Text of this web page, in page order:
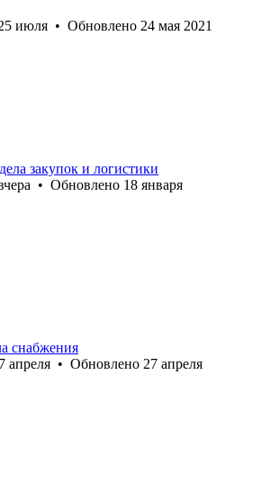
июля • Обновлено 24 мая 2021
закупок и логистики
• Обновлено 18 января
снабжения
апреля • Обновлено 27 апреля